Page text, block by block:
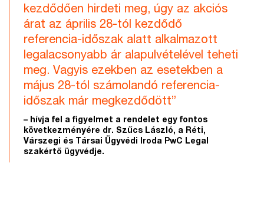
kezdődően hirdeti meg, úgy az akciós
árat az április 28-tól kezdődő
referencia-időszak alatt alkalmazott
legalacsonyabb ár alapulvételével teheti
meg. Vagyis ezekben az esetekben a
május 28-tól számolandó referencia-
időszak már megkezdődött”
– hívja fel a figyelmet a rendelet egy fontos
következményére dr. Szűcs László, a Réti,
Várszegi és Társai Ügyvédi Iroda PwC Legal
szakértő ügyvédje.